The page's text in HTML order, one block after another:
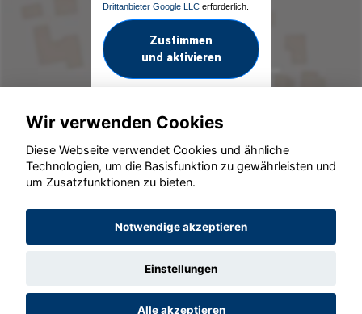
Drittanbieter Google LLC erforderlich.
Zustimmen
und aktivieren
© konjunkturmotor.de GmbH 2020 - 2026
Wir verwenden Cookies
Diese Webseite verwendet Cookies und ähnliche
Technologien, um die Basisfunktion zu gewährleisten und
um Zusatzfunktionen zu bieten.
Notwendige akzeptieren
Einstellungen
Alle akzeptieren